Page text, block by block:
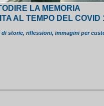
LA MEMORIA
AL TEMPO DEL COVID
storie, riflessioni, immagini per